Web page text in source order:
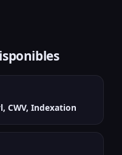
CWV, Indexation